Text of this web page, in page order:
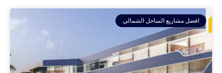
افضل مشاريع الساحل الشمالي